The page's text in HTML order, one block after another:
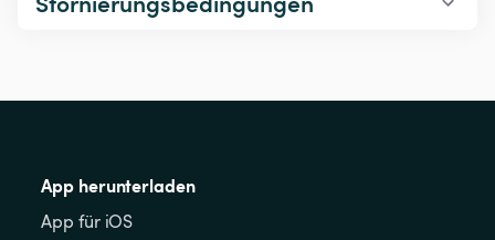
App herunterladen
App für iOS